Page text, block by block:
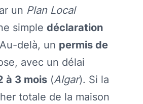
un Plan Local
simple déclaration
delà, un permis de
avec un délai
à 3 mois (Algar). Si la
totale de la maison